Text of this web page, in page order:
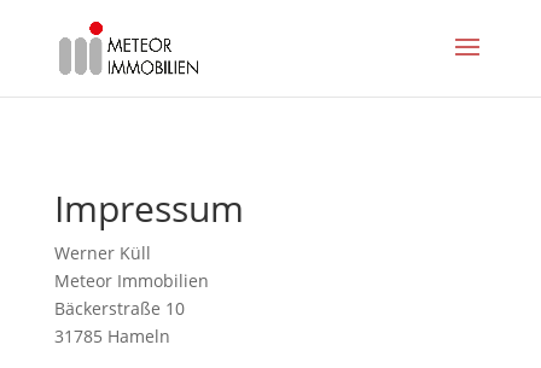
Impressum
Werner Küll
Meteor Immobilien
Bäckerstraße 10
31785 Hameln